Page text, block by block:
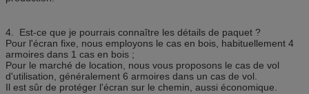
4. Est-ce que je pourrais connaître les détails de paquet ?
Pour l'écran fixe, nous employons le cas en bois, habituellement 4
armoires dans 1 cas en bois ;
Pour le marché de location, nous vous proposons le cas de vol
d'utilisation, généralement 6 armoires dans un cas de vol.
Il est sûr de protéger l'écran sur le chemin, aussi économique.